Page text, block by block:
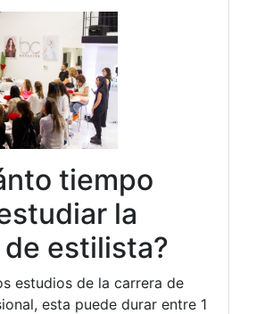
tiempo
la
estilista?
estudios de la carrera de
esta puede durar entre 1